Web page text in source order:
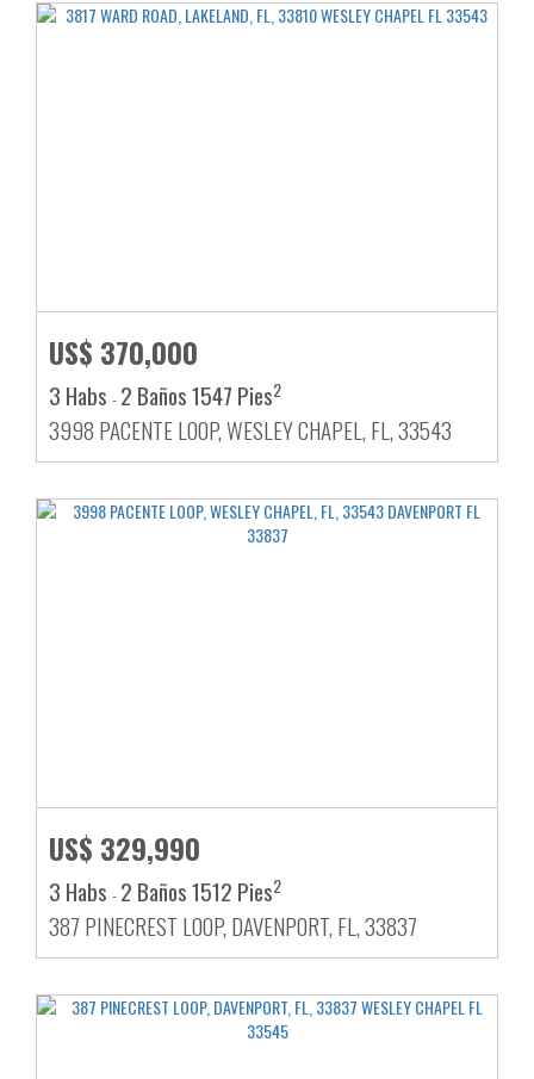
US$ 370,000
3 Habs -2 Baños1547 Pies2
3998 PACENTE LOOP, WESLEY CHAPEL, FL, 33543
US$ 329,990
3 Habs -2 Baños1512 Pies2
387 PINECREST LOOP, DAVENPORT, FL, 33837